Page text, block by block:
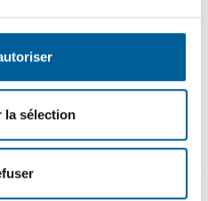
la sélection
Conteneurs | Quand les
de sécurité,
MAUVES | Vous n’avez pas
nous signe !